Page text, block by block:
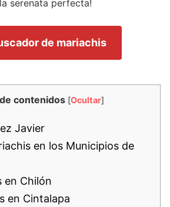
serenata perfecta!
de mariachis
contenidos [Ocultar]
Javier
en los Municipios de
en Chilón
en Cintalapa